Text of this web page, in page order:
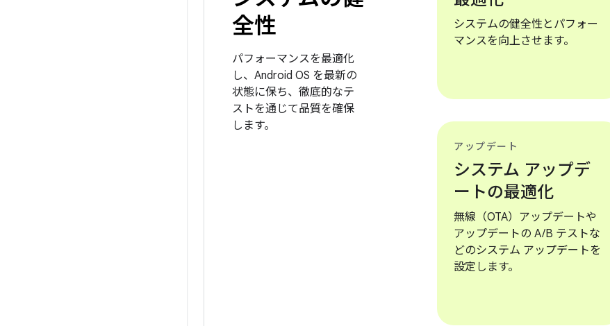
全性
パフォーマンスを最適化
し、Android OS を最新の
状態に保ち、徹底的なテ
ストを通じて品質を確保
します。
システムの健全性とパフォー
マンスを向上させます。
アップデート
システム アップデ
ートの最適化
無線（OTA）アップデートや
アップデートの A/B テストな
どのシステム アップデートを
設定します。